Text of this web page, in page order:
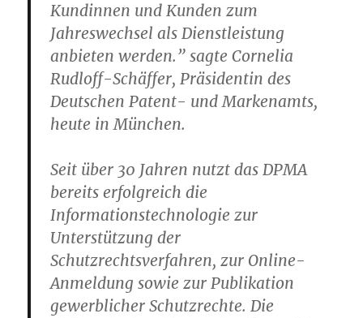
Kundinnen und Kunden zum
Jahreswechsel als Dienstleistung
anbieten werden.” sagte Cornelia
Rudloff-Schäffer, Präsidentin des
Deutschen Patent- und Markenamts,
heute in München.
Seit über 30 Jahren nutzt das DPMA
bereits erfolgreich die
Informationstechnologie zur
Unterstützung der
Schutzrechtsverfahren, zur Online-
Anmeldung sowie zur Publikation
gewerblicher Schutzrechte. Die